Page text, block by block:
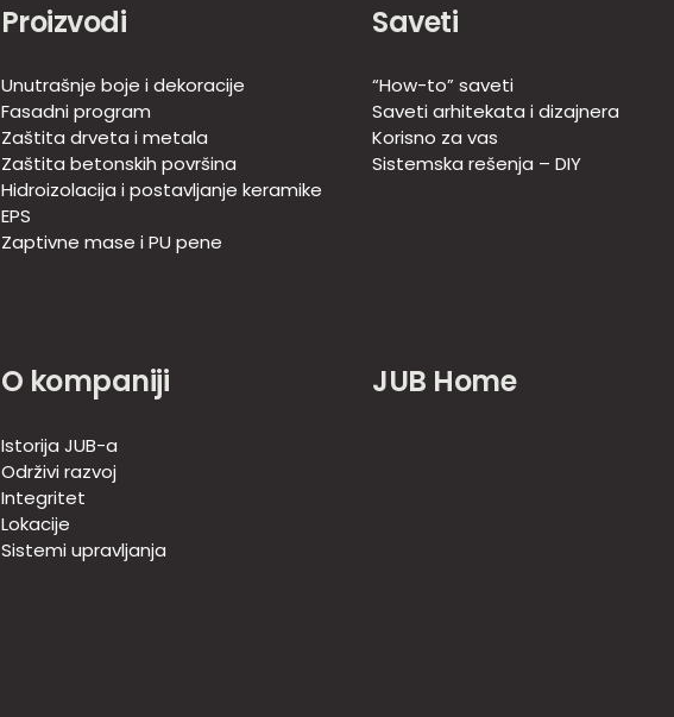
Proizvodi
Unutrašnje boje i dekoracije
Fasadni program
Zaštita drveta i metala
Zaštita betonskih površina
Hidroizolacija i postavljanje keramike
EPS
Zaptivne mase i PU pene
Saveti
“How-to” saveti
Saveti arhitekata i dizajnera
Korisno za vas
Sistemska rešenja – DIY
O kompaniji
Istorija JUB-a
Održivi razvoj
Integritet
Lokacije
Sistemi upravljanja
JUB Home